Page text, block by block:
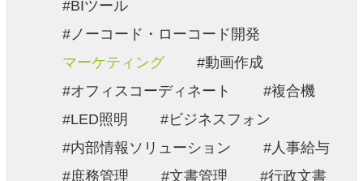
BIツール
ノーコード・ローコード開発
マーケティング
動画作成
オフィスコーディネート
複合機
LED照明
ビジネスフォン
内部情報ソリューション
人事給与
庶務管理
文書管理
行政文書